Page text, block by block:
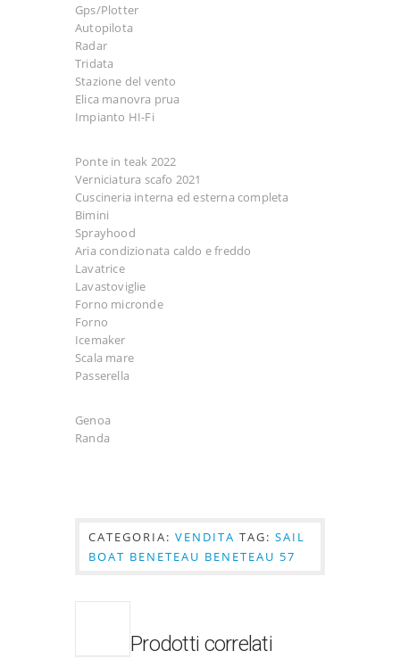
Gps/Plotter
Autopilota
Radar
Tridata
Stazione del vento
Elica manovra prua
Impianto HI-Fi
Ponte in teak 2022
Verniciatura scafo 2021
Cuscineria interna ed esterna completa
Bimini
Sprayhood
Aria condizionata caldo e freddo
Lavatrice
Lavastoviglie
Forno micronde
Forno
Icemaker
Scala mare
Passerella
Genoa
Randa
CATEGORIA: VENDITA TAG: SAIL
BOAT BENETEAU BENETEAU 57
Prodotti correlati